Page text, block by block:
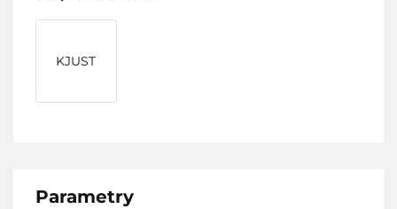
KJUST
Parametry